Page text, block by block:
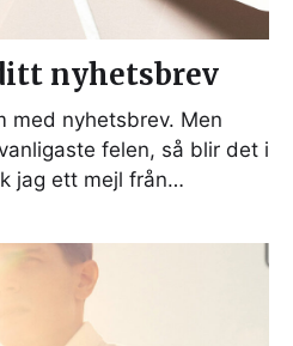
nyhetsbrev
med nyhetsbrev. Men
felen, så blir det i
jag ett mejl från…